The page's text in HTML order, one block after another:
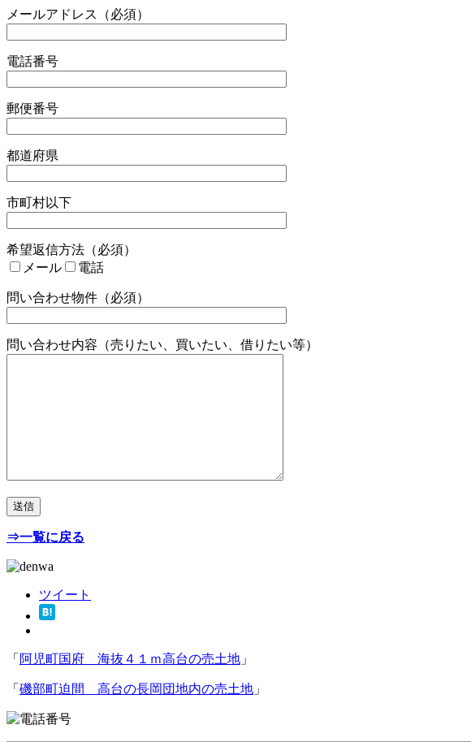
メールアドレス（必須）
電話番号
郵便番号
都道府県
市町村以下
希望返信方法（必須）
メール
電話
問い合わせ物件（必須）
問い合わせ内容（売りたい、買いたい、借りたい等）
⇒一覧に戻る
ツイート
「 阿児町国府 海抜４１ｍ高台の売土地 」
「 磯部町迫間 高台の長岡団地内の売土地 」